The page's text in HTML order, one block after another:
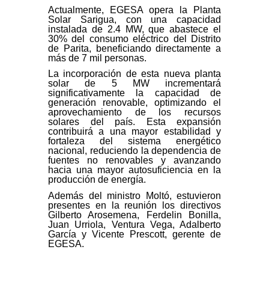
Actualmente, EGESA opera la Planta
Solar Sarigua, con una capacidad
instalada de 2.4 MW, que abastece el
30% del consumo eléctrico del Distrito
de Parita, beneficiando directamente a
más de 7 mil personas.
La incorporación de esta nueva planta
solar de 5 MW incrementará
significativamente la capacidad de
generación renovable, optimizando el
aprovechamiento de los recursos
solares del país. Esta expansión
contribuirá a una mayor estabilidad y
fortaleza del sistema energético
nacional, reduciendo la dependencia de
fuentes no renovables y avanzando
hacia una mayor autosuficiencia en la
producción de energía.
Además del ministro Moltó, estuvieron
presentes en la reunión los directivos
Gilberto Arosemena, Ferdelin Bonilla,
Juan Urriola, Ventura Vega, Adalberto
García y Vicente Prescott, gerente de
EGESA.